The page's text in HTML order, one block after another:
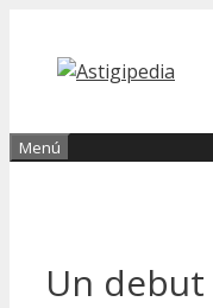
contenido
Menú
Un